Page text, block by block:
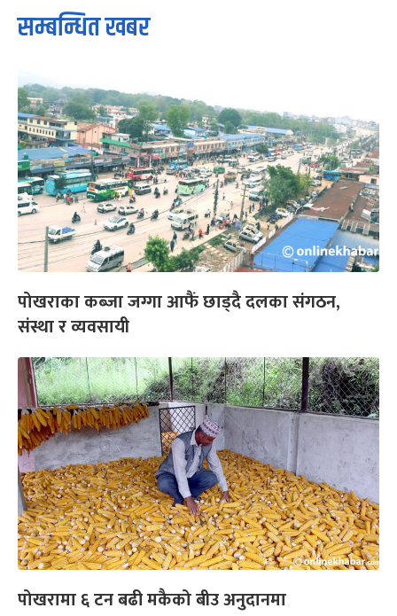
सम्बन्धित खबर
पोखराका कब्जा जग्गा आफैं छाड्दै दलका संगठन,
संस्था र व्यवसायी
पोखरामा ६ टन बढी मकैको बीउ अनुदानमा